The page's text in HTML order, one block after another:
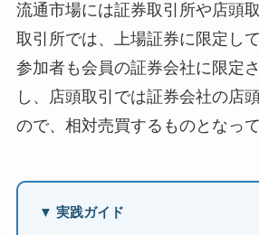
流通市場には証券取引所や店頭
取引所では、上場証券に限定し
参加者も会員の証券会社に限定
し、店頭取引では証券会社の店
ので、相対売買するものとなって
▼ 実践ガイド